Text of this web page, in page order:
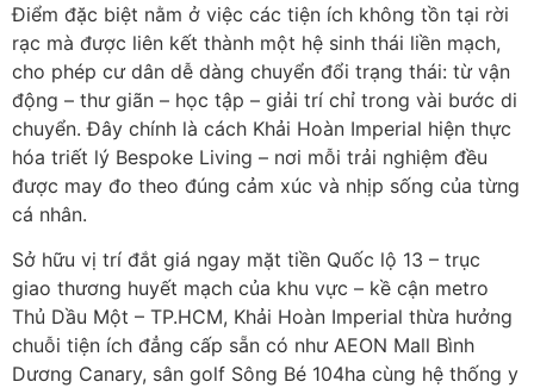
Điểm đặc biệt nằm ở việc các tiện ích không tồn tại rời
rạc mà được liên kết thành một hệ sinh thái liền mạch,
cho phép cư dân dễ dàng chuyển đổi trạng thái: từ vận
động – thư giãn – học tập – giải trí chỉ trong vài bước di
chuyển. Đây chính là cách Khải Hoàn Imperial hiện thực
hóa triết lý Bespoke Living – nơi mỗi trải nghiệm đều
được may đo theo đúng cảm xúc và nhịp sống của từng
cá nhân.
Sở hữu vị trí đắt giá ngay mặt tiền Quốc lộ 13 – trục
giao thương huyết mạch của khu vực – kề cận metro
Thủ Dầu Một – TP.HCM, Khải Hoàn Imperial thừa hưởng
chuỗi tiện ích đẳng cấp sẵn có như AEON Mall Bình
Dương Canary, sân golf Sông Bé 104ha cùng hệ thống y